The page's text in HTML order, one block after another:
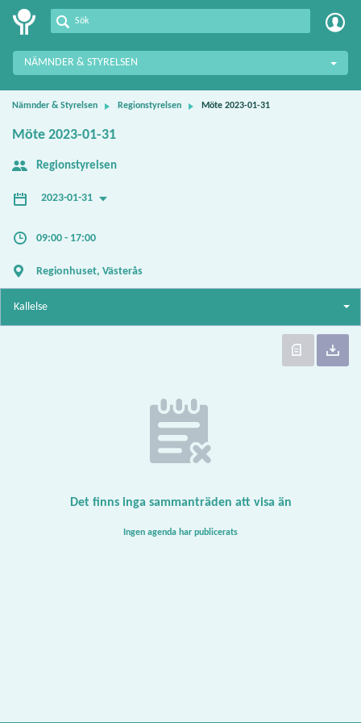
Meetings+
NÄMNDER & STYRELSEN
Nämnder & Styrelsen Regionstyrelsen Möte 2023-01-31
Möte 2023-01-31
Regionstyrelsen
2023-01-31
09:00 - 17:00
Regionhuset, Västerås
Kallelse
Det finns inga sammanträden att visa än
Ingen agenda har publicerats